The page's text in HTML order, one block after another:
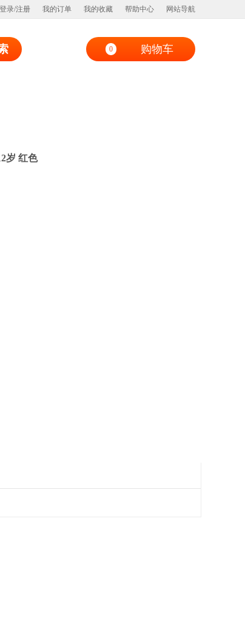
登录/注册 我的订单 我的收藏 帮助中心 网站导航
购物车
0
岁 红色